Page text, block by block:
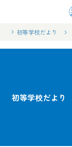
初等学校だより
初等学校だより